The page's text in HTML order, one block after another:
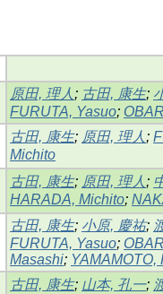
原田, 理人 ; 古田, 康生;
FURUTA, Yasuo;
古田, 康生; 原田, 理人 ;
Michito
古田, 康生; 原田, 理人 ;
HARADA, Michito;
古田, 康生; 小原, 慶祐;
FURUTA, Yasuo;
Masashi; YAMAMOTO,
古田, 康生; 山本, 孔一;